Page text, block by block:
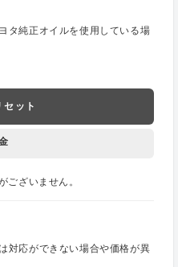
タ純正オイルを使用している場
セット
ございません。
対応ができない場合や価格が異